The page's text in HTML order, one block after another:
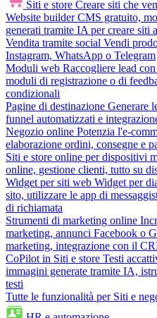
Siti e store Creare siti che
Website builder CMS gratuito,
generati tramite IA per creare siti
Vendita tramite social Vendi
Instagram, WhatsApp o Telegram
Moduli web Raccogliere lead
moduli di registrazione o di
condizionali
Pagine di destinazione Generare
funnel automatizzati e
Negozio online Potenzia l'e-
elaborazione ordini, consegne e
Siti e store online per dispositivi
online, gestione clienti, tutto su
Widget per siti web Widget per
sito, utilizzare le app di
di richiamata
Strumenti di marketing online
marketing, annunci Facebook o
marketing, integrazione con il
CoPilot in Siti e store Testi
immagini generate tramite IA,
testi
Tutte le funzionalità per Siti e